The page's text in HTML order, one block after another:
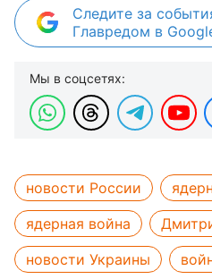
Следите за
Главредом в
Мы в соцсетях:
новости России
ядерная война
новости Украины